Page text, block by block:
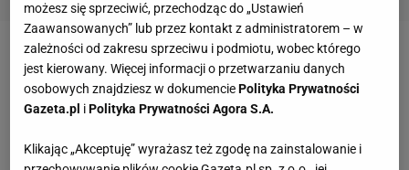
możesz się sprzeciwić, przechodząc do „Ustawień
Zaawansowanych” lub przez kontakt z administratorem – w
zależności od zakresu sprzeciwu i podmiotu, wobec którego
jest kierowany. Więcej informacji o przetwarzaniu danych
osobowych znajdziesz w dokumencie Polityka Prywatności
Gazeta.pl i Polityka Prywatności Agora S.A.
Klikając „Akceptuję” wyrażasz też zgodę na zainstalowanie i